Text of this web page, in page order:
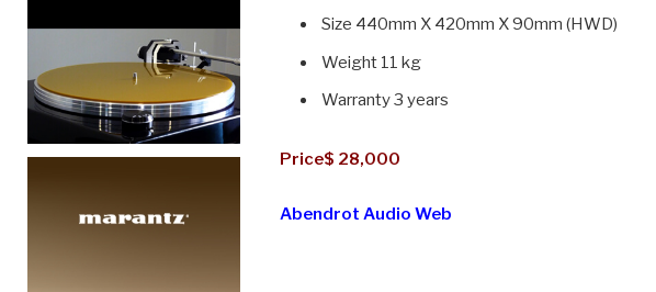
Size 440mm X 420mm X 90mm (HWD)
Weight 11 kg
Warranty 3 years
Price$ 28,000
Abendrot Audio Web